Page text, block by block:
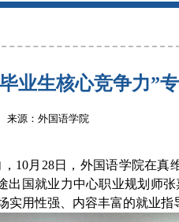
业生核心竞争力”
来源：外国语学院
10月28日 ，外国语学院在真
国就业力中心职业规划师
用性强、内容丰富的就业指